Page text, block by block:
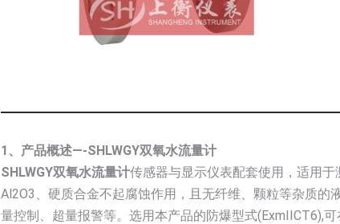
1、产品概述—-SHLWGY双氧水流量计
SHLWGY双氧水流量计传感器与显示仪表配套使用，适用
Al2O3、硬质合金不起腐蚀作用，且无纤维、颗粒等杂质
量控制、超量报警等。选用本产品的防爆型式(ExmIICT6),可